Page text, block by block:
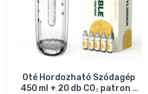
Oté Hordozható Szódagép
450 ml + 20 db CO₂ patron –